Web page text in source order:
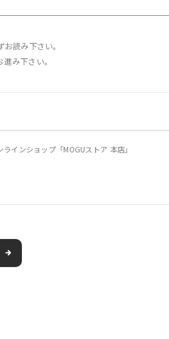
読み下さい。
み下さい。
インショップ「MOGUストア 本店」
本規約を変更することができます。この場合、当
に通知します。